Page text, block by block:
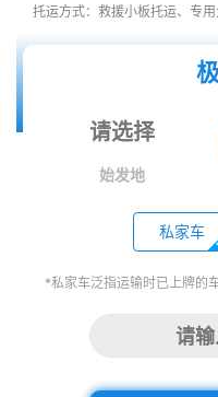
托运方式：救援小板托运、专
始发地
私家车
*私家车泛指运输时已上牌的